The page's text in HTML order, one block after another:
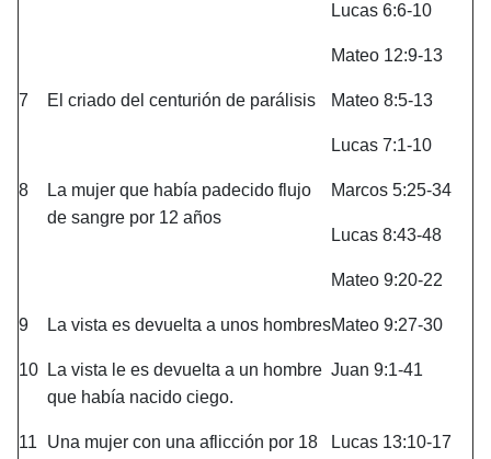
Lucas 6:6-10
Mateo 12:9-13
7 El criado del centurión de parálisis Mateo 8:5-13
Lucas 7:1-10
8
La mujer que había padecido flujo
de sangre por 12 años
Marcos 5:25-34
Lucas 8:43-48
Mateo 9:20-22
9 La vista es devuelta a unos hombresMateo 9:27-30
10 La vista le es devuelta a un hombre
que había nacido ciego.
Juan 9:1-41
11 Una mujer con una aflicción por 18
Lucas 13:10-17